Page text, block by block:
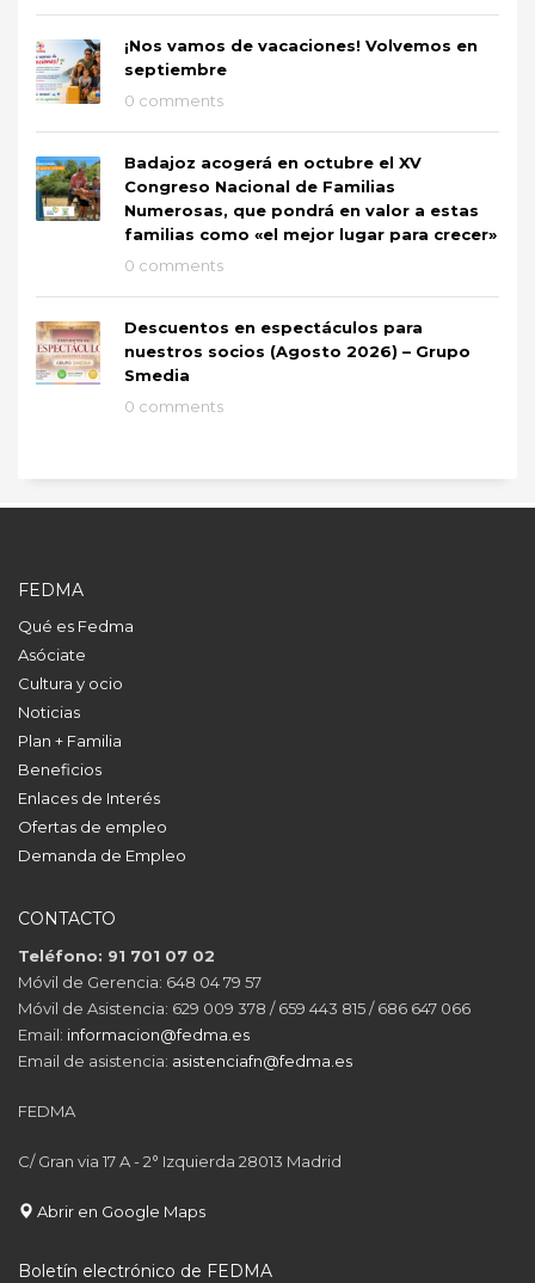
¡Nos vamos de vacaciones! Volvemos en
septiembre
0 comments
Badajoz acogerá en octubre el XV
Congreso Nacional de Familias
Numerosas, que pondrá en valor a estas
familias como «el mejor lugar para crecer»
0 comments
Descuentos en espectáculos para
nuestros socios (Agosto 2026) – Grupo
Smedia
0 comments
FEDMA
Qué es Fedma
Asóciate
Cultura y ocio
Noticias
Plan + Familia
Beneficios
Enlaces de Interés
Ofertas de empleo
Demanda de Empleo
CONTACTO
Teléfono: 91 701 07 02
Móvil de Gerencia: 648 04 79 57
Móvil de Asistencia: 629 009 378 / 659 443 815 / 686 647 066
Email: informacion@fedma.es
Email de asistencia: asistenciafn@fedma.es
FEDMA
C/ Gran via 17 A - 2° Izquierda 28013 Madrid
Abrir en Google Maps
Boletín electrónico de FEDMA